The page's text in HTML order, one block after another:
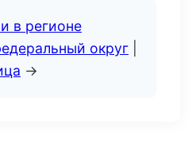
в регионе
округ
→